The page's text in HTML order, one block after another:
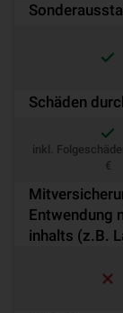
Schäden
inkl.
€
Entwendung
inhalts (z.B.